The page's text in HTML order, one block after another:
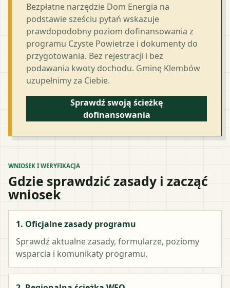
Bezpłatne narzędzie Dom Energia na
podstawie sześciu pytań wskazuje
prawdopodobny poziom dofinansowania z
programu Czyste Powietrze i dokumenty do
przygotowania. Bez rejestracji i bez
podawania kwoty dochodu. Gminę Klembów
uzupełnimy za Ciebie.
Sprawdź swoją ścieżkę
dofinansowania
WNIOSEK I WERYFIKACJA
Gdzie sprawdzić zasady i zacząć
wniosek
1. Oficjalne zasady programu
Sprawdź aktualne zasady, formularze, poziomy
wsparcia i komunikaty programu.